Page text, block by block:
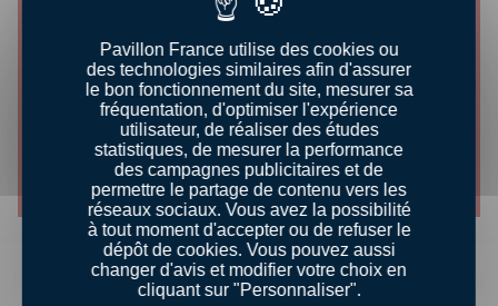
CONSEILS DÉGUSTATION
CUISSON AU FOUR
Découvrir le conseil
Pavillon France utilise des cookies ou
des technologies similaires afin d'assurer
le bon fonctionnement du site, mesurer sa
fréquentation, d'optimiser l'expérience
utilisateur, de réaliser des études
statistiques, de mesurer la performance
des campagnes publicitaires et de
permettre le partage de contenu vers les
réseaux sociaux. Vous avez la possibilité
à tout moment d'accepter ou de refuser le
dépôt de cookies. Vous pouvez aussi
changer d'avis et modifier votre choix en
cliquant sur "Personnaliser".